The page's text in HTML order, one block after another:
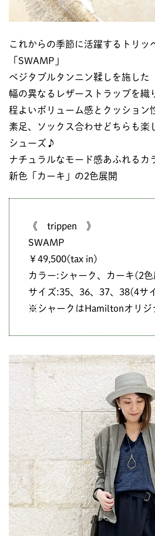
これからの季節に活躍するトリッ
「SWAMP」
ベジタブルタンニン鞣しを施した
幅の異なるレザーストラップを織
程よいボリューム感とクッション
素足、ソックス合わせどちらも楽
シューズ♪
ナチュラルなモード感あふれるカ
新色「カーキ」の2色展開
《 trippen 》
SWAMP
￥49,500(tax in)
カラー:シャーク、カーキ(2
サイズ:35、36、37、38(4サ
※シャークはHamiltonオリジ